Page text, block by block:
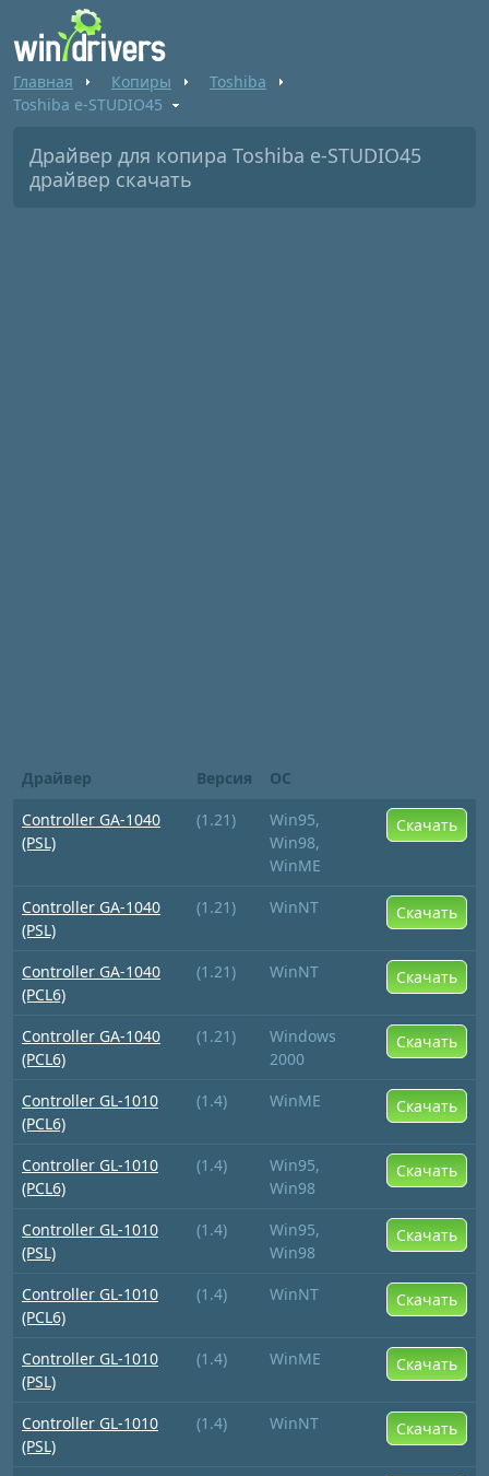
Главная Копиры
Toshiba
Toshiba e-STUDIO45
Драйвер для копира Toshiba e-STUDIO45
драйвер скачать
Драйвер Версия
ОС
Controller GA-1040
(PSL)
(1.21)
Win95,
Win98,
WinME
Скачать
Controller GA-1040
(PSL)
(1.21) WinNT Скачать
Controller GA-1040
(PCL6)
(1.21) WinNT Скачать
Controller GA-1040
(PCL6)
(1.21)
Windows
2000
Скачать
Controller GL-1010
(PCL6)
(1.4) WinME Скачать
Controller GL-1010
(PCL6)
(1.4)
Win95,
Win98
Скачать
Controller GL-1010
(PSL)
(1.4)
Win95,
Win98
Скачать
Controller GL-1010
(PCL6)
(1.4) WinNT Скачать
Controller GL-1010
(PSL)
(1.4) WinME Скачать
Controller GL-1010
(PSL)
(1.4) WinNT Скачать